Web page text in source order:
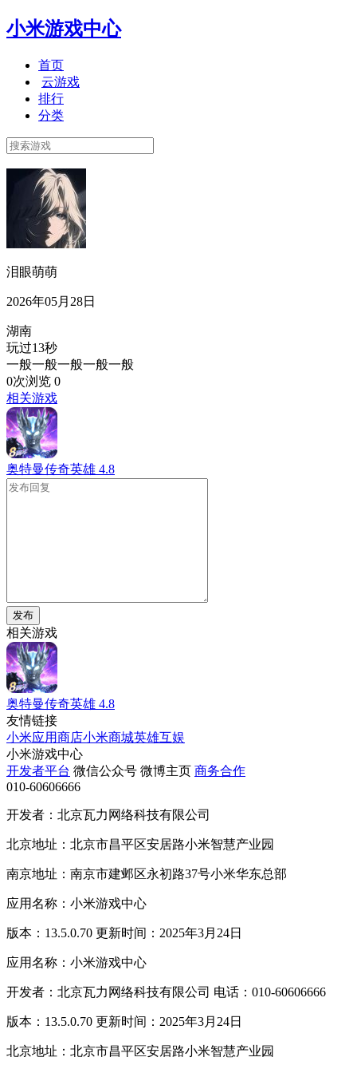
小米游戏中心
首页
云游戏
排行
分类
泪眼萌萌
2026年05月28日
湖南
玩过13秒
一般一般一般一般一般
0次浏览 0
相关游戏
奥特曼传奇英雄 4.8
发布
相关游戏
奥特曼传奇英雄 4.8
友情链接
小米应用商店小米商城英雄互娱
小米游戏中心
开发者平台 微信公众号 微博主页 商务合作
010-60606666
开发者：北京瓦力网络科技有限公司
北京地址：北京市昌平区安居路小米智慧产业园
南京地址：南京市建邺区永初路37号小米华东总部
应用名称：小米游戏中心
版本：13.5.0.70 更新时间：2025年3月24日
应用名称：小米游戏中心
开发者：北京瓦力网络科技有限公司 电话：010-60606666
版本：13.5.0.70 更新时间：2025年3月24日
北京地址：北京市昌平区安居路小米智慧产业园